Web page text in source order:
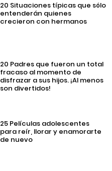
20 Situaciones típicas que sólo
entenderán quienes
crecieron con hermanos
20 Padres que fueron un total
fracaso al momento de
disfrazar a sus hijos. ¡Al menos
son divertidos!
25 Películas adolescentes
para reír, llorar y enamorarte
de nuevo